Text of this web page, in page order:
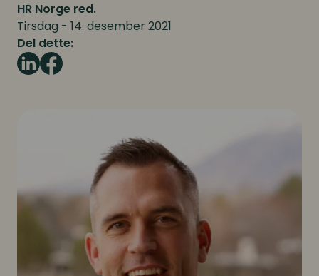
HR Norge red.
Tirsdag - 14. desember 2021
Del dette: